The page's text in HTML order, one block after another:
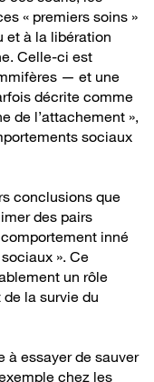
« premiers soins »
et à la libération
Celle-ci est
— et une
décrite comme
de l’attachement »,
sociaux
conclusions que
des pairs
inné
». Ce
un rôle
la survie du
à essayer de sauver
chez les